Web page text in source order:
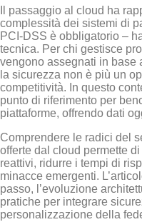
Il passaggio al cloud ha
complessità dei sistemi di
PCI‑DSS è obbligatorio –
tecnica. Per chi gestisce
vengono assegnati in base
la sicurezza non è più un
competitività. In questo
punto di riferimento per
piattaforme, offrendo dati
Comprendere le radici del
offerte dal cloud permette
reattivi, ridurre i tempi di
minacce emergenti.
passo, l’evoluzione
pratiche per integrare
personalizzazione della